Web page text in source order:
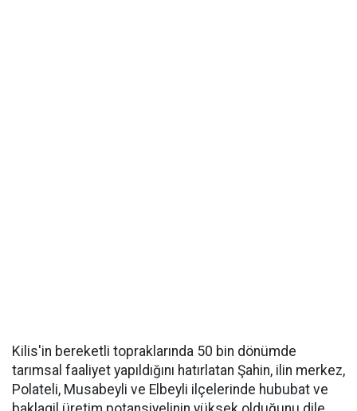
Kilis'in bereketli topraklarında 50 bin dönümde
tarımsal faaliyet yapıldığını hatırlatan Şahin, ilin merkez,
Polateli, Musabeyli ve Elbeyli ilçelerinde hububat ve